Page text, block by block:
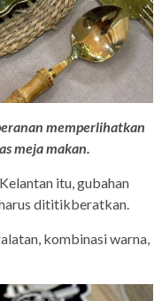
memperlihatkan
meja makan.
itu, gubahan
dititikberatkan.
kombinasi warna,